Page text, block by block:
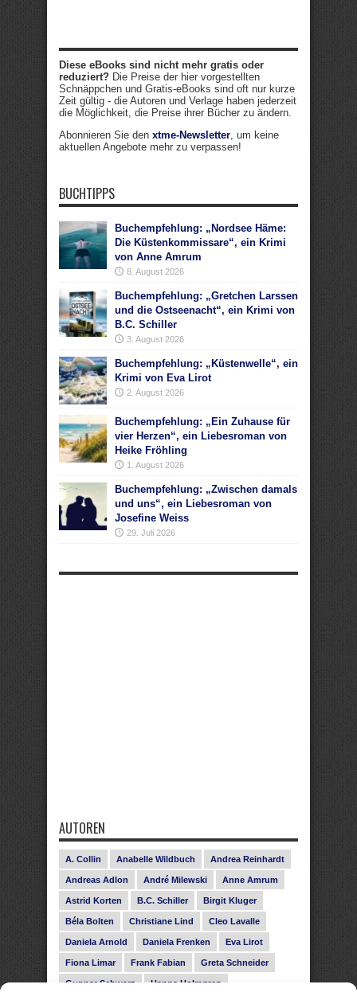
Diese eBooks sind nicht mehr gratis oder
reduziert? Die Preise der hier vorgestellten
Schnäppchen und Gratis-eBooks sind oft nur kurze
Zeit gültig - die Autoren und Verlage haben jederzeit
die Möglichkeit, die Preise ihrer Bücher zu ändern.
Abonnieren Sie den xtme-Newsletter, um keine
aktuellen Angebote mehr zu verpassen!
BUCHTIPPS
Buchempfehlung: „Nordsee Häme:
Die Küstenkommissare“, ein Krimi
von Anne Amrum
8. August 2026
Buchempfehlung: „Gretchen Larssen
und die Ostseenacht“, ein Krimi von
B.C. Schiller
3. August 2026
Buchempfehlung: „Küstenwelle“, ein
Krimi von Eva Lirot
2. August 2026
Buchempfehlung: „Ein Zuhause für
vier Herzen“, ein Liebesroman von
Heike Fröhling
1. August 2026
Buchempfehlung: „Zwischen damals
und uns“, ein Liebesroman von
Josefine Weiss
29. Juli 2026
AUTOREN
A. Collin Anabelle Wildbuch Andrea Reinhardt
Andreas Adlon André Milewski Anne Amrum
Astrid Korten B.C. Schiller Birgit Kluger
Béla Bolten Christiane Lind Cleo Lavalle
Daniela Arnold Daniela Frenken Eva Lirot
Fiona Limar Frank Fabian Greta Schneider
Gunnar Schwarz Hanna Holmgren